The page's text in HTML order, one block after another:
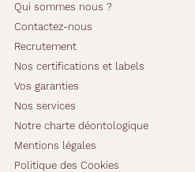
Qui sommes nous ?
Contactez-nous
Recrutement
Nos certifications et labels
Vos garanties
Nos services
Notre charte déontologique
Mentions légales
Politique des Cookies